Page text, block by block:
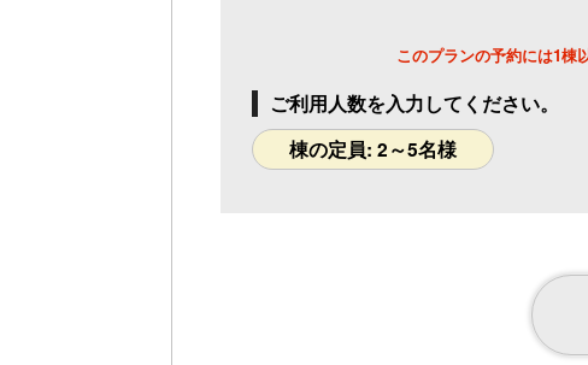
定員 2～7名様
金沢町家 桜（Sakura）5名定員 露天
風呂・Wi-Fi・キッチン・バス・トイレ
完備
1名様料金20,900円～
(2名
このプランの予約には1棟
ご利用人数を入力してください。
棟の定員: 2～5名様